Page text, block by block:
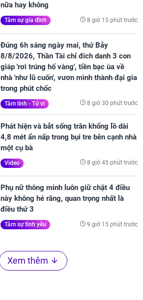
nữa hay không
Tâm sự gia đình 8 giờ 15 phút trước
Đúng 6h sáng ngày mai, thứ Bảy
8/8/2026, Thần Tài chỉ đích danh 3 con
giáp 'rơi trúng hố vàng', tiền bạc ùa về
nhà 'như lũ cuốn', vươn mình thành đại gia
trong phút chốc
Tâm linh - Tử vi 8 giờ 30 phút trước
Phát hiện và bắt sống trăn khổng lồ dài
4,8 mét ẩn nấp trong bụi tre bên cạnh nhà
một cụ bà
Video 8 giờ 45 phút trước
Phụ nữ thông minh luôn giữ chặt 4 điều
này không hé răng, quan trọng nhất là
điều thứ 3
Tâm sự tình yêu 9 giờ 15 phút trước
Xem thêm